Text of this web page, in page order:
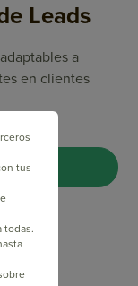
Leads
a
en clientes
tus
todas.